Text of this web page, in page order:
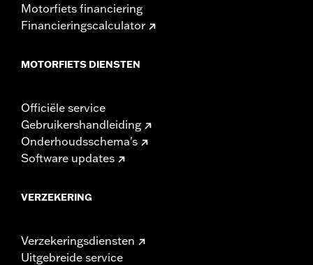
Motorfiets financiering
Financieringscalculator
MOTORFIETS DIENSTEN
Officiële service
Gebruikershandleiding
Onderhoudsschema's
Software updates
VERZEKERING
Verzekeringsdiensten
Uitgebreide service